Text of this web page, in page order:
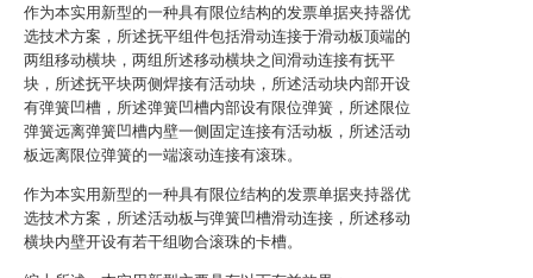
作为本实用新型的一种具有限位结构的发票单据夹持器优
选技术方案，所述抚平组件包括滑动连接于滑动板顶端的
两组移动横块，两组所述移动横块之间滑动连接有抚平
块，所述抚平块两侧焊接有活动块，所述活动块内部开设
有弹簧凹槽，所述弹簧凹槽内部设有限位弹簧，所述限位
弹簧远离弹簧凹槽内壁一侧固定连接有活动板，所述活动
板远离限位弹簧的一端滚动连接有滚珠。
作为本实用新型的一种具有限位结构的发票单据夹持器优
选技术方案，所述活动板与弹簧凹槽滑动连接，所述移动
横块内壁开设有若干组吻合滚珠的卡槽。